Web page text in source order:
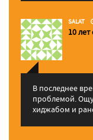
SALAT
10
В последнее
проблемой.
хиджабом и